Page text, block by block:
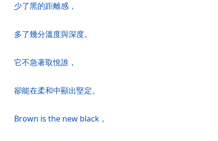
少了黑的距離感，
多了幾分溫度與深度。
它不急著取悅誰，
卻能在柔和中顯出堅定。
Brown is the new black，